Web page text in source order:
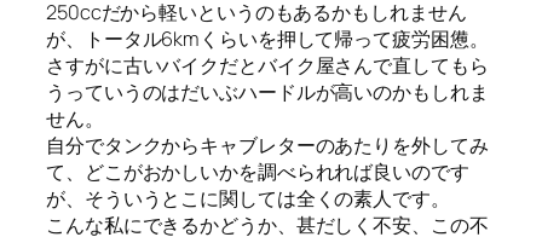
250ccだから軽いというのもあるかもしれません
が、トータル6kmくらいを押して帰って疲労困憊。
さすがに古いバイクだとバイク屋さんで直してもら
うっていうのはだいぶハードルが高いのかもしれま
せん。
自分でタンクからキャブレターのあたりを外してみ
て、どこがおかしいかを調べられれば良いのです
が、そういうとこに関しては全くの素人です。
こんな私にできるかどうか、甚だしく不安、この不